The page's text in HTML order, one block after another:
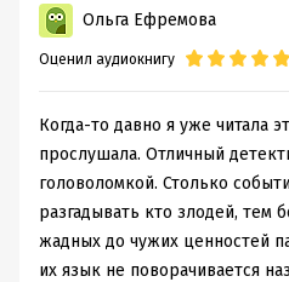
Ольга Ефремова
Оценил аудиокнигу
Когда-то давно я уже читала
прослушала. Отличный
головоломкой. Столько
разгадывать кто злодей, тем
жадных до чужих ценностей
их язык не поворачивается